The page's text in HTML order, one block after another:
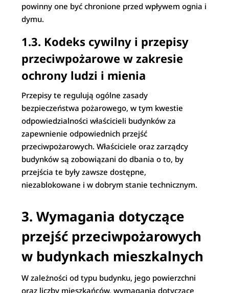
powinny one być chronione przed wpływem ognia i
dymu.
1.3. Kodeks cywilny i przepisy
przeciwpożarowe w zakresie
ochrony ludzi i mienia
Przepisy te regulują ogólne zasady
bezpieczeństwa pożarowego, w tym kwestie
odpowiedzialności właścicieli budynków za
zapewnienie odpowiednich przejść
przeciwpożarowych. Właściciele oraz zarządcy
budynków są zobowiązani do dbania o to, by
przejścia te były zawsze dostępne,
niezablokowane i w dobrym stanie technicznym.
3. Wymagania dotyczące
przejść przeciwpożarowych
w budynkach mieszkalnych
W zależności od typu budynku, jego powierzchni
oraz liczby mieszkańców, wymagania dotyczące